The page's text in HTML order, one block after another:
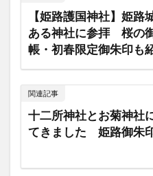
【姫路護国神社】姫路
ある神社に参拝 桜の
帳・初春限定御朱印も
関連記事
十二所神社とお菊神社
てきました 姫路御朱